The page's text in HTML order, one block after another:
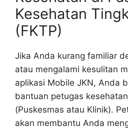
Kesehatan
(FKTP)
Jika Anda kurang familiar
atau mengalami kesulitan
aplikasi Mobile JKN, Anda
bantuan petugas
(Puskesmas atau Klinik).
akan membantu Anda